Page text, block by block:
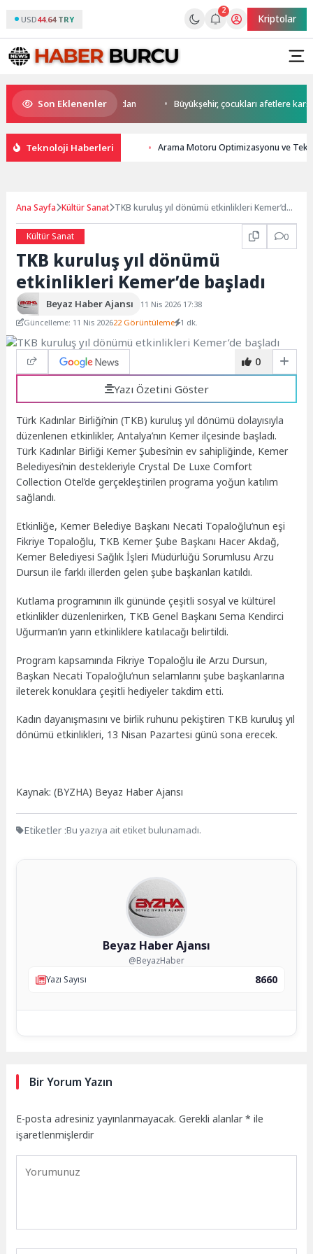
USD44.64 TRY
2
Kriptolar
Son Eklenenler
start Başkan Büyükakın’dan Büyükşehir, çocukları afetlere karşı
Teknoloji Haberleri Arama Motoru Optimizasyonu ve
Ana Sayfa Kültür Sanat TKB kuruluş yıl dönümü etkinlikleri Kemer’de
Kültür Sanat
0
TKB kuruluş yıl dönümü
etkinlikleri Kemer’de başladı
Beyaz Haber Ajansı
11 Nis 2026 17:38
Güncelleme: 11 Nis 202622 Görüntüleme 1 dk.
0
Yazı Özetini Göster
Türk Kadınlar Birliği’nin (TKB) kuruluş yıl dönümü dolayısıyla
düzenlenen etkinlikler, Antalya’nın Kemer ilçesinde başladı.
Türk Kadınlar Birliği Kemer Şubesi’nin ev sahipliğinde, Kemer
Belediyesi’nin destekleriyle Crystal De Luxe Comfort
Collection Otel’de gerçekleştirilen programa yoğun katılım
sağlandı.
Etkinliğe, Kemer Belediye Başkanı Necati Topaloğlu’nun eşi
Fikriye Topaloğlu, TKB Kemer Şube Başkanı Hacer Akdağ,
Kemer Belediyesi Sağlık İşleri Müdürlüğü Sorumlusu Arzu
Dursun ile farklı illerden gelen şube başkanları katıldı.
Kutlama programının ilk gününde çeşitli sosyal ve kültürel
etkinlikler düzenlenirken, TKB Genel Başkanı Sema Kendirci
Uğurman’ın yarın etkinliklere katılacağı belirtildi.
Program kapsamında Fikriye Topaloğlu ile Arzu Dursun,
Başkan Necati Topaloğlu’nun selamlarını şube başkanlarına
ileterek konuklara çeşitli hediyeler takdim etti.
Kadın dayanışmasını ve birlik ruhunu pekiştiren TKB kuruluş yıl
dönümü etkinlikleri, 13 Nisan Pazartesi günü sona erecek.
Kaynak: (BYZHA) Beyaz Haber Ajansı
Etiketler :Bu yazıya ait etiket bulunamadı.
Beyaz Haber Ajansı
@BeyazHaber
Yazı Sayısı
8660
Bir Yorum Yazın
E-posta adresiniz yayınlanmayacak. Gerekli alanlar* ile
işaretlenmişlerdir